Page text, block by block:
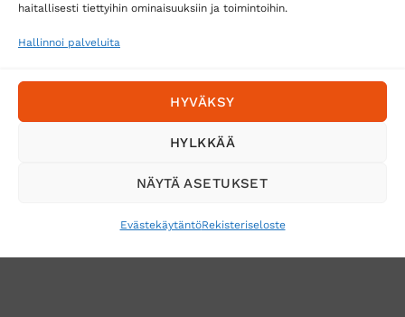
haitallisesti tiettyihin ominaisuuksiin ja toimintoihin.
Hallinnoi palveluita
HYVÄKSY
HYLKKÄÄ
NÄYTÄ ASETUKSET
EvästekäytäntöRekisteriseloste
Posti
Matkahuolto
Tilaa uutiskirje ja saat erikoisalennuksia